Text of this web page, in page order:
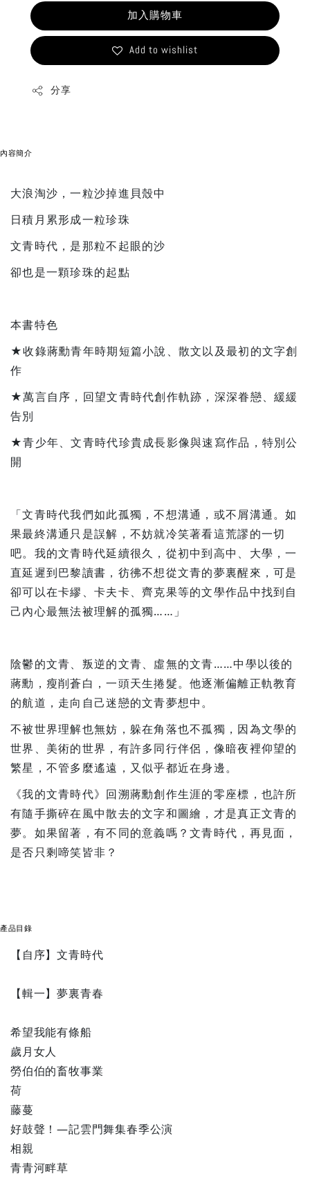
加入購物車
Add to wishlist
分享
內容簡介
大浪淘沙，一粒沙掉進貝殼中
日積月累形成一粒珍珠
文青時代，是那粒不起眼的沙
卻也是一顆珍珠的起點
本書特色
★收錄蔣勳青年時期短篇小說、散文以及最初的文字創
作
★萬言自序，回望文青時代創作軌跡，深深眷戀、緩緩
告別
★青少年、文青時代珍貴成長影像與速寫作品，特別公
開
「文青時代我們如此孤獨，不想溝通，或不屑溝通。如
果最終溝通只是誤解，不妨就冷笑著看這荒謬的一切
吧。我的文青時代延續很久，從初中到高中、大學，一
直延遲到巴黎讀書，彷彿不想從文青的夢裏醒來，可是
卻可以在卡繆、卡夫卡、齊克果等的文學作品中找到自
己內心最無法被理解的孤獨……」
陰鬱的文青、叛逆的文青、虛無的文青……中學以後的
蔣勳，瘦削蒼白，一頭天生捲髮。他逐漸偏離正軌教育
的航道，走向自己迷戀的文青夢想中。
不被世界理解也無妨，躲在角落也不孤獨，因為文學的
世界、美術的世界，有許多同行伴侶，像暗夜裡仰望的
繁星，不管多麼遙遠，又似乎都近在身邊。
《我的文青時代》回溯蔣勳創作生涯的零座標，也許所
有隨手撕碎在風中散去的文字和圖繪，才是真正文青的
夢。如果留著，有不同的意義嗎？文青時代，再見面，
是否只剩啼笑皆非？
產品目錄
【自序】文青時代
【輯一】夢裏青春
希望我能有條船
歲月女人
勞伯伯的畜牧事業
荷
藤蔓
好鼓聲！—記雲門舞集春季公演
相親
青青河畔草